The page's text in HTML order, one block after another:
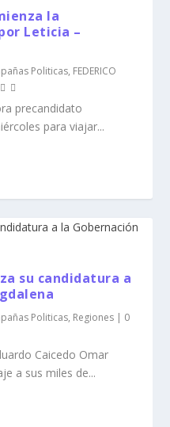
la
Leticia –
Politicas, FEDERICO
precandidato
para viajar...
su candidatura a
Politicas, Regiones | 0
Caicedo Omar
a sus miles de...